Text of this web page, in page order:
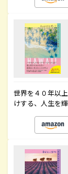
世界を４０年以
けする、人生を